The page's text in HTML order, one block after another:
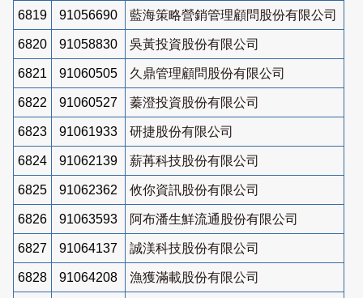
6819 91056690 藍海策略營銷管理顧問股份有限公司
6820 91058830 吳黃投資股份有限公司
6821 91060505 久鼎管理顧問股份有限公司
6822 91060527 蓁澄投資股份有限公司
6823 91061933 研捷股份有限公司
6824 91062139 薪苒科技股份有限公司
6825 91062362 攸你資訊股份有限公司
6826 91063593 阿布潘生鮮流通股份有限公司
6827 91064137 誠渼科技股份有限公司
6828 91064208 漁獲滿載股份有限公司